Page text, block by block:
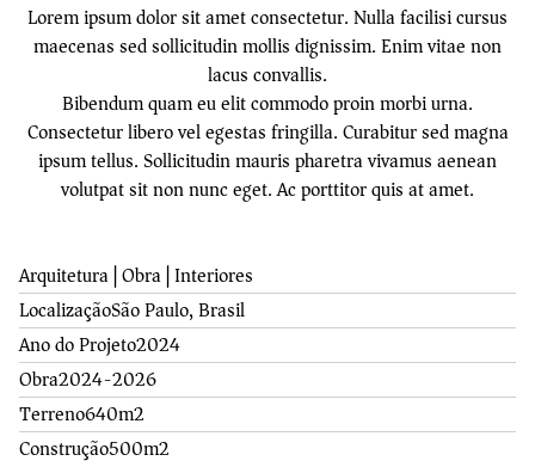
Lorem ipsum dolor sit amet consectetur. Nulla facilisi cursus
maecenas sed sollicitudin mollis dignissim. Enim vitae non
lacus convallis.
Bibendum quam eu elit commodo proin morbi urna.
Consectetur libero vel egestas fringilla. Curabitur sed magna
ipsum tellus. Sollicitudin mauris pharetra vivamus aenean
volutpat sit non nunc eget. Ac porttitor quis at amet.
Arquitetura | Obra | Interiores
LocalizaçãoSão Paulo, Brasil
Ano do Projeto2024
Obra2024-2026
Terreno640m2
Construção500m2